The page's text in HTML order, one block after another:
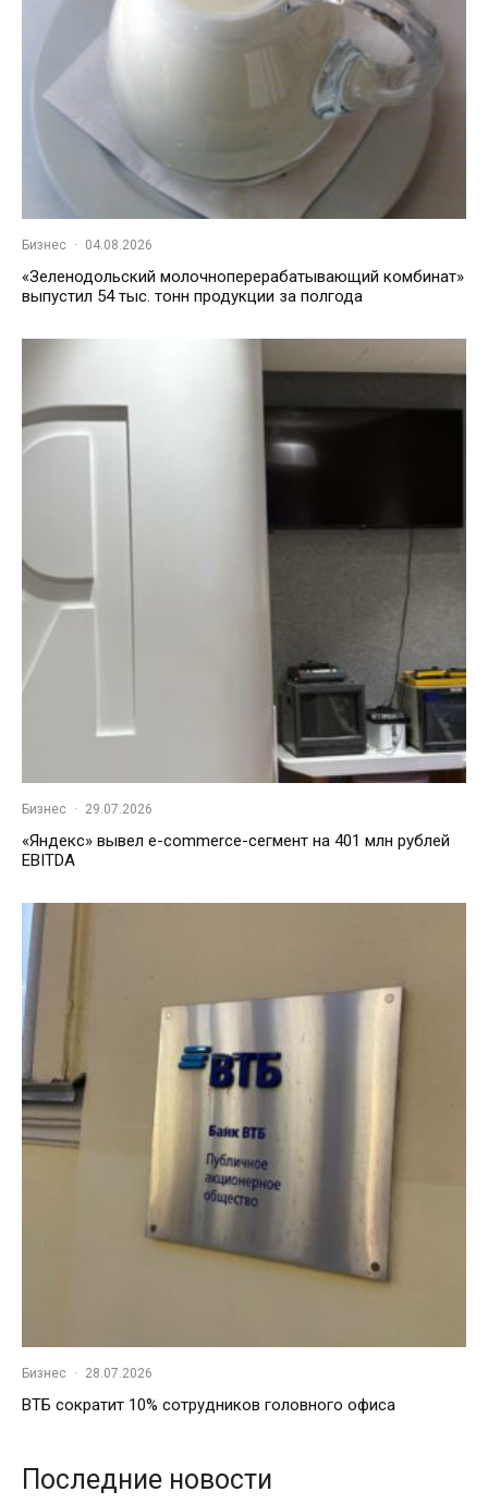
Бизнес · 04.08.2026
«Зеленодольский молочноперерабатывающий комбинат»
выпустил 54 тыс. тонн продукции за полгода
Бизнес · 29.07.2026
«Яндекс» вывел e-commerce-сегмент на 401 млн рублей
EBITDA
Бизнес · 28.07.2026
ВТБ сократит 10% сотрудников головного офиса
Последние новости